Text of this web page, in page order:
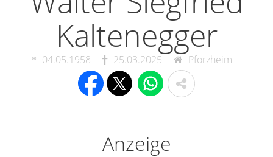
Kaltenegger
04.05.1958 25.03.2025 Pforzheim
Anzeige